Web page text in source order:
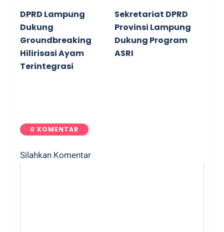
DPRD Lampung
Dukung
Groundbreaking
Hilirisasi Ayam
Terintegrasi
Sekretariat DPRD
Provinsi Lampung
Dukung Program
ASRI
0 KOMENTAR
Silahkan Komentar